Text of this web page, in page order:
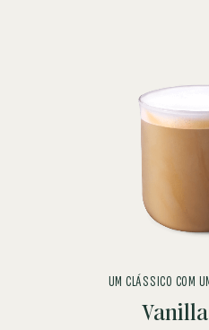
UM CLÁSSICO COM